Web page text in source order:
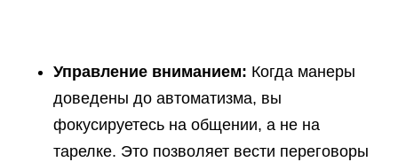
Управление вниманием: Когда манеры
доведены до автоматизма, вы
фокусируетесь на общении, а не на
тарелке. Это позволяет вести переговоры